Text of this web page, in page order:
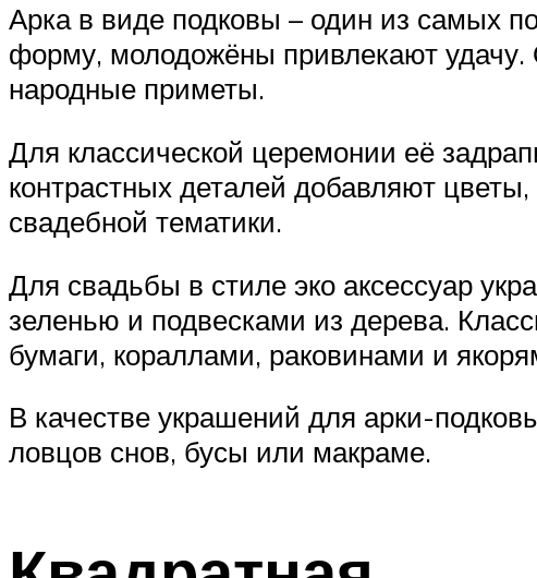
Арка в виде подковы – один из самых
форму, молодожёны привлекают удачу.
народные приметы.
Для классической церемонии её
контрастных деталей добавляют
свадебной тематики.
Для свадьбы в стиле эко аксессуар
зеленью и подвесками из дерева.
бумаги, кораллами, раковинами и
В качестве украшений для арки-
ловцов снов, бусы или макраме.